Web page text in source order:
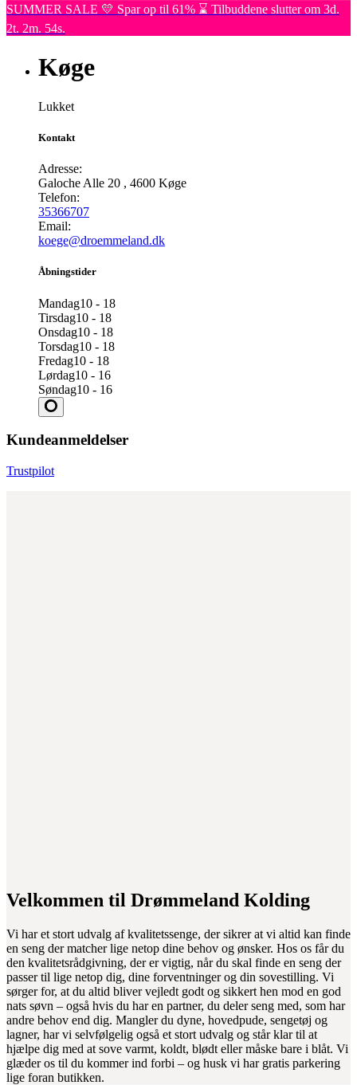
SUMMER SALE 💛 Spar op til 61% ⌛ Tilbuddene slutter om 3d.
2t. 2m. 54s.
Køge
Lukket
Kontakt
Adresse:
Galoche Alle 20 , 4600 Køge
Telefon:
35366707
Email:
koege@droemmeland.dk
Åbningstider
Mandag10 - 18
Tirsdag10 - 18
Onsdag10 - 18
Torsdag10 - 18
Fredag10 - 18
Lørdag10 - 16
Søndag10 - 16
Kundeanmeldelser
Trustpilot
Velkommen til Drømmeland Kolding
Vi har et stort udvalg af kvalitetssenge, der sikrer at vi altid kan finde
en seng der matcher lige netop dine behov og ønsker. Hos os får du
den kvalitetsrådgivning, der er vigtig, når du skal finde en seng der
passer til lige netop dig, dine forventninger og din sovestilling. Vi
sørger for, at du altid bliver vejledt godt og sikkert hen mod en god
nats søvn – også hvis du har en partner, du deler seng med, som har
andre behov end dig. Mangler du dyne, hovedpude, sengetøj og
lagner, har vi selvfølgelig også et stort udvalg og står klar til at
hjælpe dig med at sove varmt, koldt, blødt eller måske bare i blåt. Vi
glæder os til du kommer ind forbi – og husk vi har gratis parkering
lige foran butikken.